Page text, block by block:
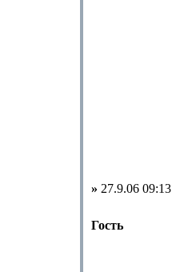
» 27.9.06 09:13
Гость